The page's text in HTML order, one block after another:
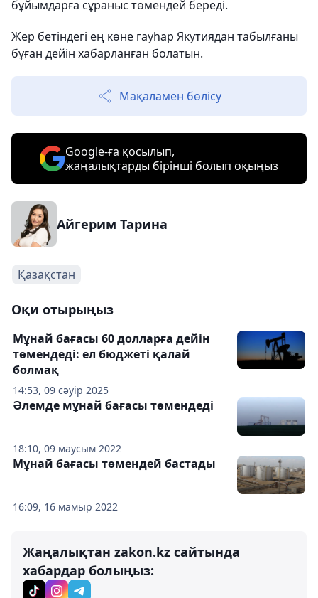
бұйымдарға сұраныс төмендей береді.
Жер бетіндегі ең көне гауһар Якутиядан табылғаны
бұған дейін хабарланған болатын.
Мақаламен бөлісу
Google-ға қосылып,
жаңалықтарды бірінші болып оқыңыз
Айгерим Тарина
Қазақстан
Оқи отырыңыз
14:53, 09 сәуір 2025
Мұнай бағасы 60 долларға дейін
төмендеді: ел бюджеті қалай
болмақ
18:10, 09 маусым 2022
Әлемде мұнай бағасы төмендеді
16:09, 16 мамыр 2022
Мұнай бағасы төмендей бастады
Жаңалықтан zakon.kz сайтында
хабардар болыңыз: